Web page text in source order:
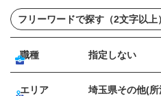
職種 指定しない
エリア 埼玉県その他(所